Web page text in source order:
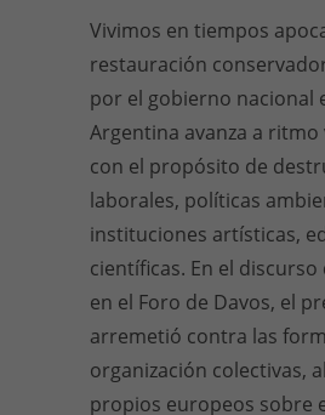
Vivimos en tiempos
restauración
por el gobierno nacional
Argentina avanza a
con el propósito de
laborales, políticas
instituciones artísticas,
científicas. En el
en el Foro de Davos, el
arremetió contra las
organización colectivas,
propios europeos sobre